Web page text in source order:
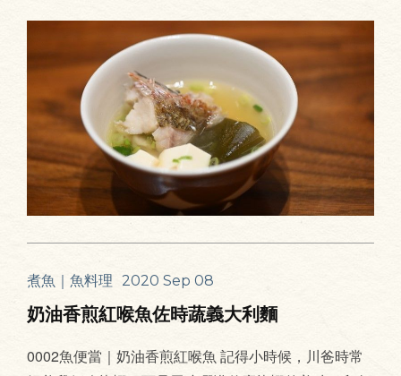
煮魚｜魚料理 2020 Sep 08
奶油香煎紅喉魚佐時蔬義大利麵
0002魚便當｜奶油香煎紅喉魚 記得小時候，川爸時常